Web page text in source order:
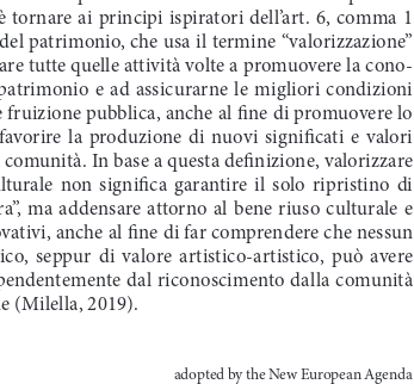
tornare  ai  principi  ispiratori  dell’art.  6,  comma  1
patrimonio, che usa il termine “valorizzazione”
tutte quelle attività volte a promuovere la cono-
patrimonio  e  ad  assicurarne  le  migliori  condizioni
pubblica, anche al fine di promuovere lo
la  produzione  di  nuovi  significati  e  valori
comunità. In base a questa definizione, valorizzare
non  significa  garantire  il  solo  ripristino  di
ma  addensare  attorno  al  bene  riuso  culturale  e
anche al fine di far comprendere che nessun
seppur  di  valore  artistico-artistico,  può  avere
dal riconoscimento dalla comunità
(Milella, 2019).
adopted by the New European Agenda